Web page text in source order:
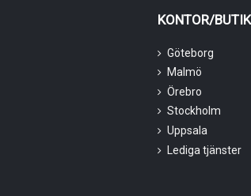
KONTOR/
Göteborg
Malmö
Örebro
Stockholm
Uppsala
Lediga tjänster